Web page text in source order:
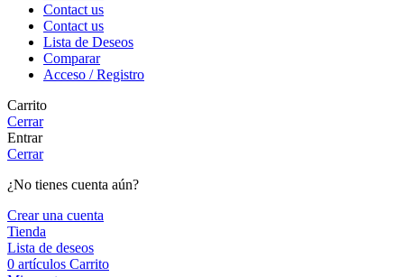
Contact us
Contact us
Lista de Deseos
Comparar
Acceso / Registro
Carrito
Cerrar
Entrar
Cerrar
¿No tienes cuenta aún?
Crear una cuenta
Tienda
Lista de deseos
0 artículos Carrito